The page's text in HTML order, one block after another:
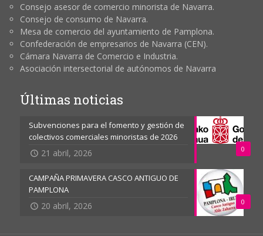
Consejo asesor de comercio minorista de Navarra.
Consejo de consumo de Navarra.
Mesa de comercio del ayuntamiento de Pamplona.
Confederación de empresarios de Navarra (CEN).
Cámara Navarra de Comercio e Industria.
Asociación intersectorial de autónomos de Navarra
Últimas noticias
0
Subvenciones para el fomento y gestión de
colectivos comerciales minoristas de 2026
21 abril, 2026
0
CAMPAÑA PRIMAVERA CASCO ANTIGUO DE
PAMPLONA
20 abril, 2026